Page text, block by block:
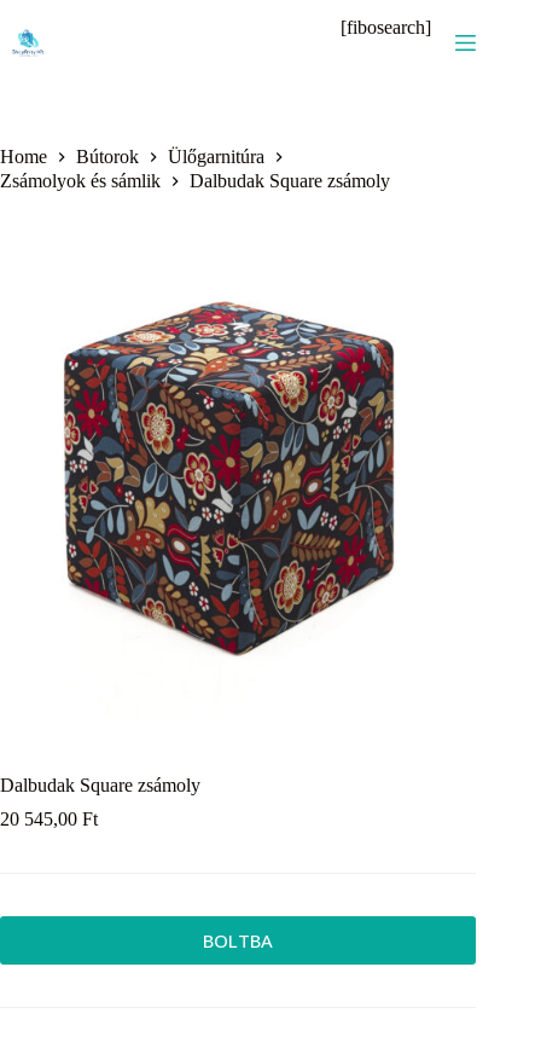
content
[fibosearch]
Home Bútorok
Ülőgarnitúra
Zsámolyok és sámlik
Dalbudak Square zsámoly
Dalbudak Square zsámoly
20 545,00 Ft
BOLTBA